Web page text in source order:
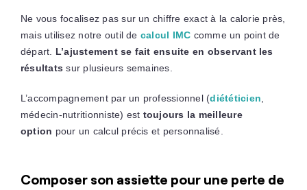
Ne vous focalisez pas sur un chiffre exact à la calorie près,
mais utilisez notre outil de calcul IMC comme un point de
départ. L’ajustement se fait ensuite en observant les
résultats sur plusieurs semaines.
L’accompagnement par un professionnel (diététicien
médecin-nutritionniste) est toujours la meilleure
option pour un calcul précis et personnalisé.
Composer son assiette pour une perte de